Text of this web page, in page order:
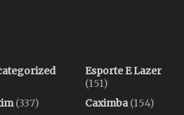
(337)
Esporte E Lazer
(151)
Caximba(154)